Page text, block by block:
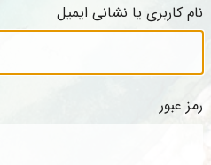
نام کاربری یا نشانی ایمیل
رمز عبور